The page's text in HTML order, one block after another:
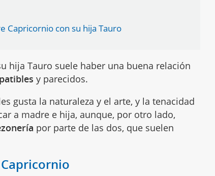
Capricornio con su hija Tauro
hija Tauro suele haber una buena relación
y parecidos.
gusta la naturaleza y el arte, y la tenacidad
a madre e hija, aunque, por otro lado,
por parte de las dos, que suelen